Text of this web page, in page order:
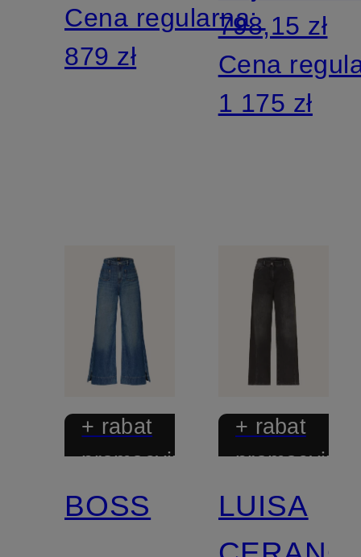
Cena regularna:
879 zł
DOJO
798,15 zł
Cena
1 175 zł
+ rabat
promocyjny
BOSS
+ rabat
promocyjny
LUISA